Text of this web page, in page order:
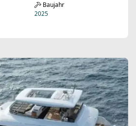
Baujahr
2025